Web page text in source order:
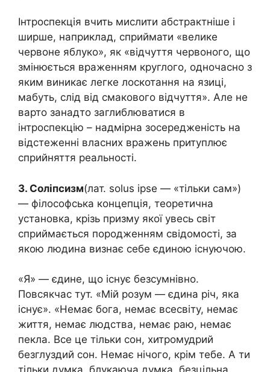
Інтроспекція вчить мислити абстрактніше і
ширше, наприклад, сприймати «велике
червоне яблуко», як «відчуття червоного, що
змінюється враженням круглого, одночасно з
яким виникає легке лоскотання на язиці,
мабуть, слід від смакового відчуття». Але не
варто занадто заглиблюватися в
інтроспекцію – надмірна зосередженість на
відстеженні власних вражень притуплює
сприйняття реальності.
3. Соліпсизм(лат. solus ipse — «тільки сам»)
— філософська концепція, теоретична
установка, крізь призму якої увесь світ
сприймається породженням свідомості, за
якою людина визнає себе єдиною існуючою.
«Я» — єдине, що існує безсумнівно.
Повсякчас тут. «Мій розум — єдина річ, яка
існує». «Немає бога, немає всесвіту, немає
життя, немає людства, немає раю, немає
пекла. Все це тільки сон, хитромудрий
безглуздий сон. Немає нічого, крім тебе. А ти